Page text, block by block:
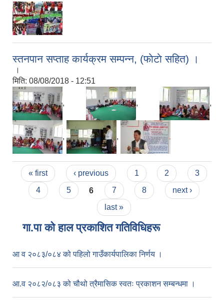
स्तनपान सप्ताह कार्यक्रम सम्पन्न, (फाेटाे सहित) ।
।
मिति: 08/08/2018 - 12:51
, , ,
, ,
Pages
« first ‹ previous 1 2
3
4
5 6 7 8
next ›
last »
गा.पा काे हाल प्रकाशित गतिविधिहरू
आ व २०८३/०८४ को पहिलो गाउँकार्यपालिका निर्णय ।
आ.व २०८२/०८३ को चौथो त्रैमासिक स्वतः प्रकाशन सम्बन्धमा ।